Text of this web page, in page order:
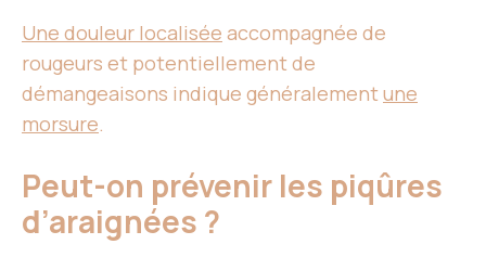
Une douleur localisée accompagnée de
rougeurs et potentiellement de
démangeaisons indique généralementune
morsure.
Peut-on prévenir les piqûres
d’araignées ?